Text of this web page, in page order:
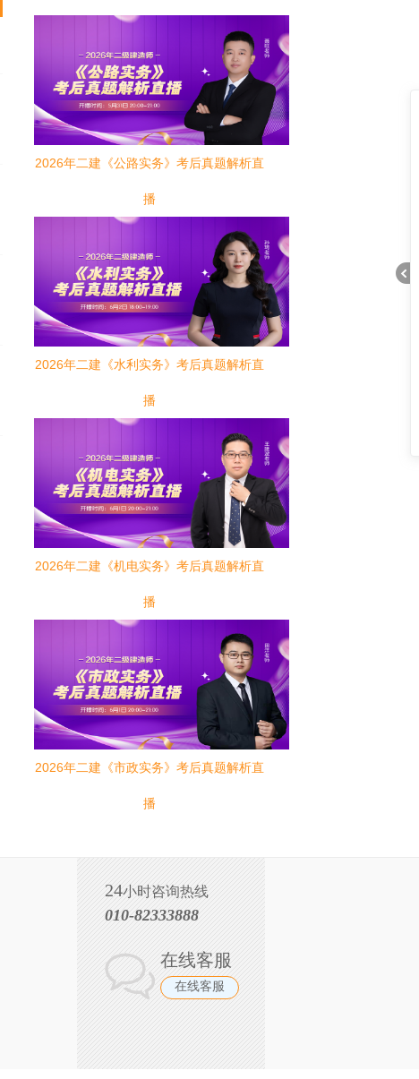
2026年二建《公路实务》考后真题解析直
播
2026年二建《水利实务》考后真题解析直
播
2026年二建《机电实务》考后真题解析直
播
2026年二建《市政实务》考后真题解析直
播
24小时咨询热线
010-82333888
在线客服
在线客服